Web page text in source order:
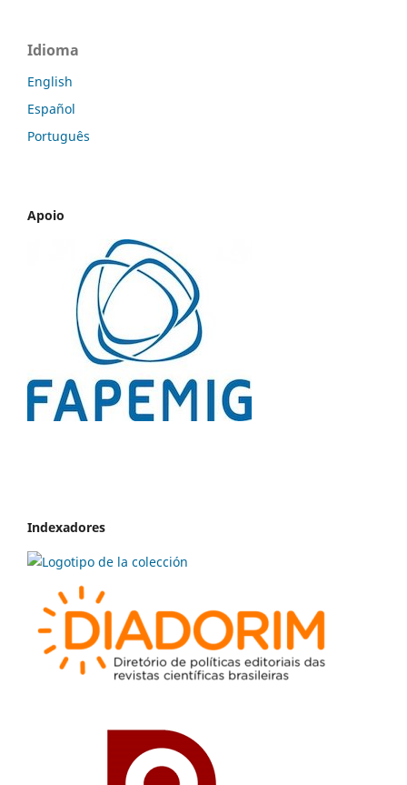
Idioma
English
Español
Português
Apoio
Indexadores